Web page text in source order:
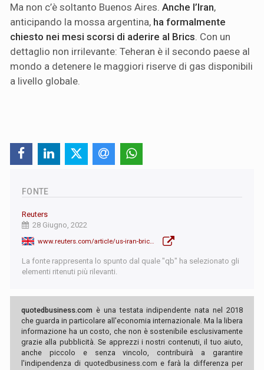
Ma non c’è soltanto Buenos Aires. Anche l’Iran,
anticipando la mossa argentina, ha formalmente
chiesto nei mesi scorsi di aderire al Brics . Con un
dettaglio non irrilevante: Teheran è il secondo paese al
mondo a detenere le maggiori riserve di gas disponibili
a livello globale.
FONTE
Reuters
28 Giugno, 2022
La fonte rappresenta lo spunto dal quale "qb" ha selezionato gli
elementi ritenuti più rilevanti.
quotedbusiness.com è una testata indipendente nata nel 2018
che guarda in particolare all'economia internazionale. Ma la libera
informazione ha un costo, che non è sostenibile esclusivamente
grazie alla pubblicità. Se apprezzi i nostri contenuti, il tuo aiuto,
anche piccolo e senza vincolo, contribuirà a garantire
l'indipendenza di quotedbusiness.com e farà la differenza per